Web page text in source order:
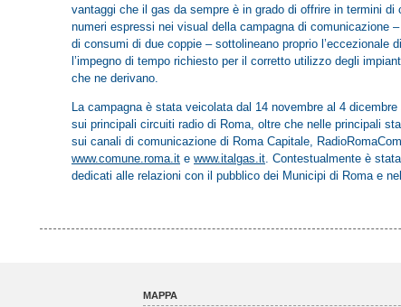
vantaggi che il gas da sempre è in grado di offrire in termini di
numeri espressi nei visual della campagna di comunicazione
di consumi di due coppie – sottolineano proprio l’eccezionale
l’impegno di tempo richiesto per il corretto utilizzo degli
che ne derivano.
La campagna è stata veicolata dal 14 novembre al 4
sui principali circuiti radio di Roma, oltre che nelle principali
sui canali di comunicazione di Roma Capitale,
www.comune.roma.it e www.italgas.it . Contestualmente è
dedicati alle relazioni con il pubblico dei Municipi di Roma e
MAPPA